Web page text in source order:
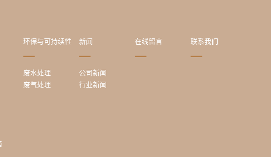
环保与可持续性
废水处理
废气处理
新闻
公司新闻
行业新闻
在线留言 联系我们